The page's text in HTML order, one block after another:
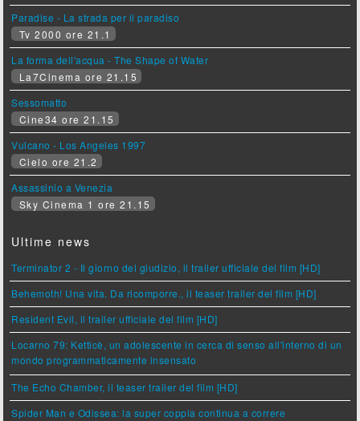
Paradise - La strada per il paradiso
Tv 2000 ore 21.1
La forma dell'acqua - The Shape of Water
La7Cinema ore 21.15
Sessomatto
Cine34 ore 21.15
Vulcano - Los Angeles 1997
Cielo ore 21.2
Assassinio a Venezia
Sky Cinema 1 ore 21.15
Ultime news
Terminator 2 - Il giorno del giudizio, il trailer ufficiale del film [HD]
Behemoth! Una vita. Da ricomporre., il teaser trailer del film [HD]
Resident Evil, il trailer ufficiale del film [HD]
Locarno 79: Ketticè, un adolescente in cerca di senso all'interno di un
mondo programmaticamente insensato
The Echo Chamber, il teaser trailer del film [HD]
Spider Man e Odissea: la super coppia continua a correre